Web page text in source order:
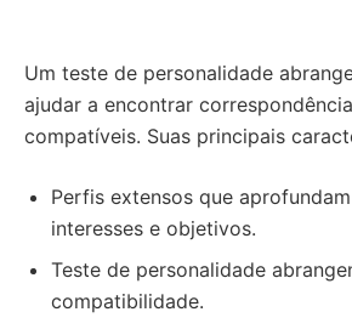
Um teste de personalidade
ajudar a encontrar
compatíveis. Suas principais
Perfis extensos que
interesses e objetivos.
Teste de personalidade
compatibilidade.